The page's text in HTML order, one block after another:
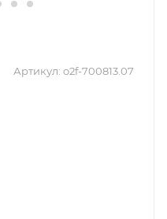
Артикул: o2f-700813.07